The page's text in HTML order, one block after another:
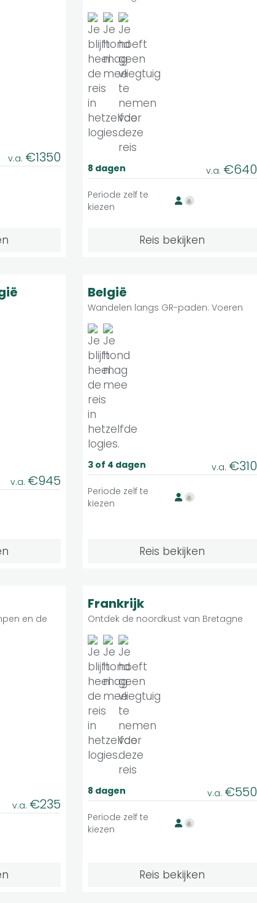
v.a. €1350
8 dagen v.a. €640
Periode zelf te
kiezen
Reis bekijken
reis
v.a. €945
9
België
Wandelen langs GR-paden: Voeren
3 of 4 dagen v.a. €310
Periode zelf te
kiezen
Reis bekijken
en de
v.a. €235
8.9
Frankrijk
Ontdek de noordkust van Bretagne
8 dagen v.a. €550
Periode zelf te
kiezen
Reis bekijken